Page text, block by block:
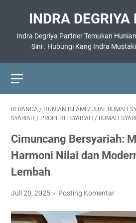
INDRA DEGRIYA
Indra Degriya Partner Temukan
Sini . Hubungi Kang Indra
BERANDA / HUNIAN ISLAMI / JUAL RUMAH
SYARIAH / PROPERTI SYARIAH / RUMAH
Cimuncang Bersyariah:
Harmoni Nilai dan
Lembah
Juli 20, 2025 Posting Komentar